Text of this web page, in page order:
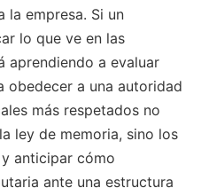
la empresa. Si un
lo que ve en las
aprendiendo a evaluar
obedecer a una autoridad
más respetados no
ley de memoria, sino los
anticipar cómo
ante una estructura